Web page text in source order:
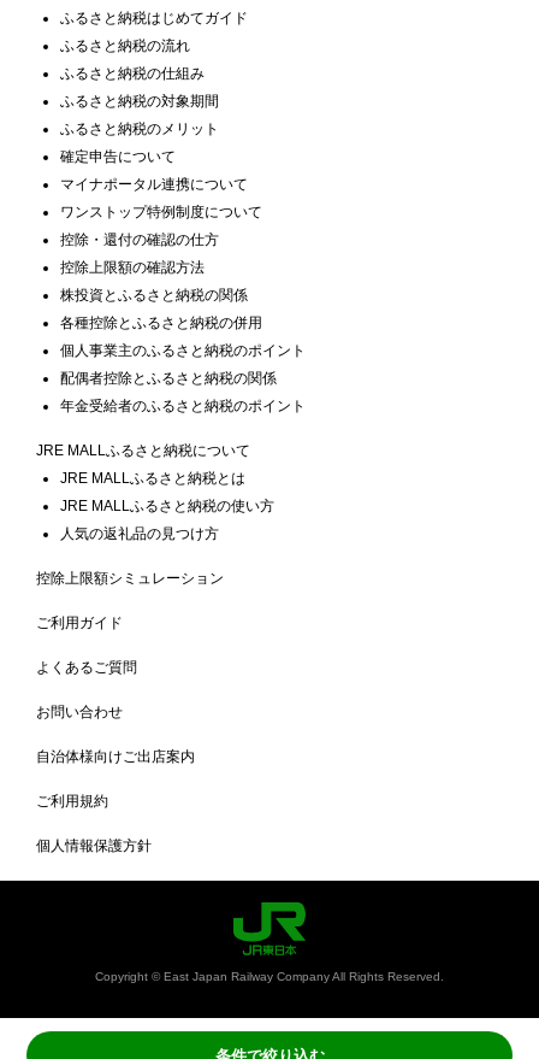
ふるさと納税はじめてガイド
ふるさと納税の流れ
ふるさと納税の仕組み
ふるさと納税の対象期間
ふるさと納税のメリット
確定申告について
マイナポータル連携について
ワンストップ特例制度について
控除・還付の確認の仕方
控除上限額の確認方法
株投資とふるさと納税の関係
各種控除とふるさと納税の併用
個人事業主のふるさと納税のポイント
配偶者控除とふるさと納税の関係
年金受給者のふるさと納税のポイント
JRE MALLふるさと納税について
JRE MALLふるさと納税とは
JRE MALLふるさと納税の使い方
人気の返礼品の見つけ方
控除上限額シミュレーション
ご利用ガイド
よくあるご質問
お問い合わせ
自治体様向けご出店案内
ご利用規約
個人情報保護方針
Copyright © East Japan Railway Company All Rights Reserved.